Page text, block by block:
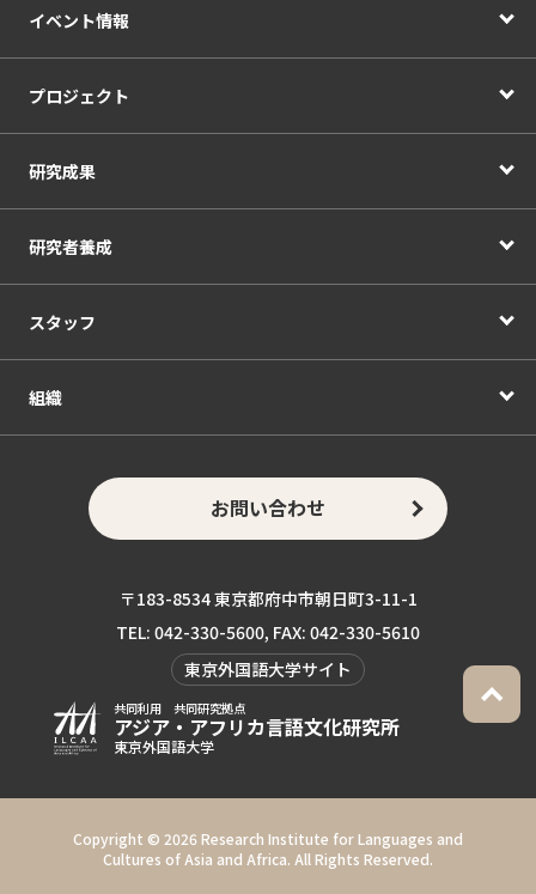
イベント情報
プロジェクト
研究成果
研究者養成
スタッフ
組織
お問い合わせ
〒183-8534 東京都府中市朝日町3-11-1
TEL: 042-330-5600, FAX: 042-330-5610
東京外国語大学サイト
共同利用 共同研究拠点
アジア・アフリカ言語文化研究所
東京外国語大学
Copyright © 2026 Research Institute for Languages and
Cultures of Asia and Africa. All Rights Reserved.